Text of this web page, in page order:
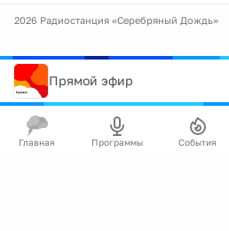
2026 Радиостанция «Серебряный Дождь»
Прямой эфир
Главная Программы События